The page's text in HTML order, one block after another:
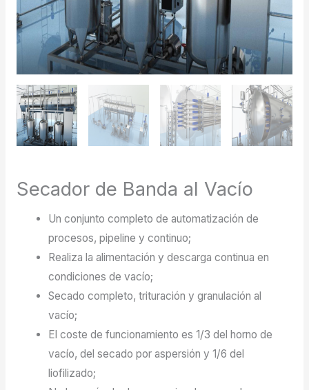
Secador de Banda al Vacío
Un conjunto completo de automatización de
procesos, pipeline y continuo;
Realiza la alimentación y descarga continua en
condiciones de vacío;
Secado completo, trituración y granulación al
vacío;
El coste de funcionamiento es 1/3 del horno de
vacío, del secado por aspersión y 1/6 del
liofilizado;